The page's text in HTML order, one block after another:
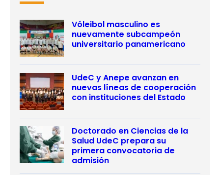
Vóleibol masculino es
nuevamente subcampeón
universitario panamericano
UdeC y Anepe avanzan en
nuevas líneas de cooperación
con instituciones del Estado
Doctorado en Ciencias de la
Salud UdeC prepara su
primera convocatoria de
admisión